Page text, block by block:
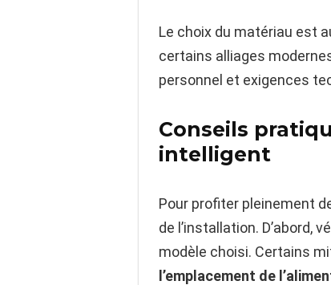
Le choix du matériau est
certains alliages
personnel et exigences
Conseils
intelligent
Pour profiter pleinement
de l’installation.
modèle choisi. Certains
l’emplacement de